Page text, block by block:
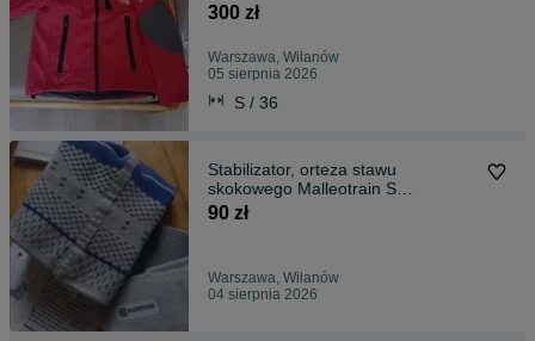
300 zł
Warszawa, Wilanów
05 sierpnia 2026
S / 36
Stabilizator, orteza stawu
skokowego Malleotrain S
Bauerfeind
90 zł
Warszawa, Wilanów
04 sierpnia 2026